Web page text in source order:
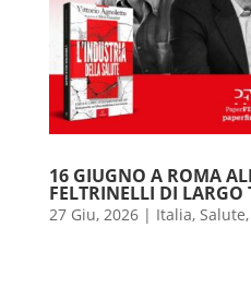
16 GIUGNO A ROMA
FELTRINELLI DI
27 Giu, 2026| Italia, Salute,